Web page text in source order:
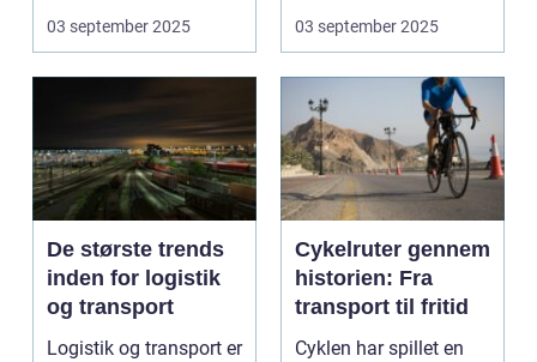
Industrialiser...
03 september 2025 03 september 2025
De største trends
inden for logistik
og transport
Logistik og transport er
Cykelruter gennem
historien: Fra
transport til fritid
Cyklen har spillet en